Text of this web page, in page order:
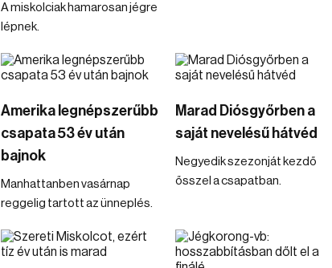
A miskolciak hamarosan jégre
lépnek.
Amerika legnépszerűbb
csapata 53 év után
bajnok
Manhattanben vasárnap
reggelig tartott az ünneplés.
Marad Diósgyőrben a
saját nevelésű hátvéd
Negyedik szezonját kezdő
ősszel a csapatban.